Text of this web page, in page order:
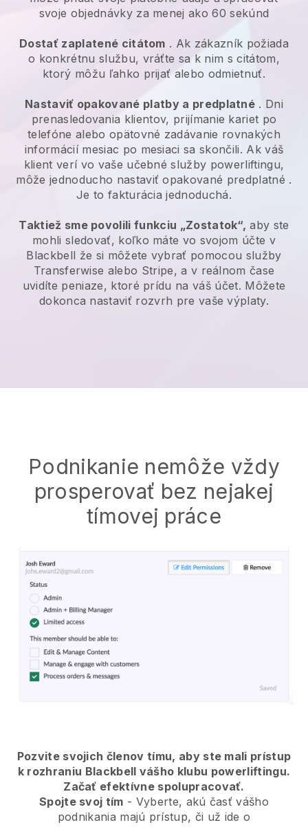
svoje objednávky za menej ako 60 sekúnd
Dostať zaplatené citátom . Ak zákazník požiada
o konkrétnu službu, vráťte sa k nim s citátom,
ktorý môžu ľahko prijať alebo odmietnuť.
Nastaviť opakované platby a predplatné . Dni
prenasledovania klientov, prijímanie kariet po
telefóne alebo opätovné zadávanie rovnakých
informácií mesiac po mesiaci sa skončili. Ak váš
klient verí vo vaše učebné služby powerliftingu,
môže jednoducho nastaviť opakované predplatné .
Je to fakturácia jednoduchá.
Taktiež sme povolili funkciu „Zostatok“, aby ste
mohli sledovať, koľko máte vo svojom účte v
Blackbell že si môžete vybrať pomocou služby
Transferwise alebo Stripe, a v reálnom čase
uvidíte peniaze, ktoré prídu na váš účet. Môžete
dokonca nastaviť rozvrh pre vaše výplaty.
Podnikanie nemôže vždy
prosperovať bez nejakej
tímovej práce
Pozvite svojich členov tímu, aby ste mali prístup
k rozhraniu Blackbell vášho klubu powerliftingu.
Začať efektívne spolupracovať.
Spojte svoj tím - Vyberte, akú časť vášho
podnikania majú prístup, či už ide o